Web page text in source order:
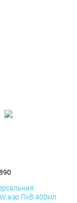
аэр ПхВ 400мл